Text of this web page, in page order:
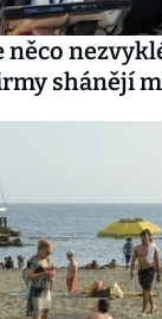
něco
shánějí